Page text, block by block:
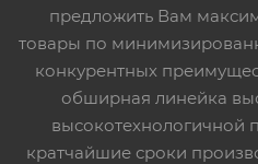
предложить Вам
товары по
конкурентных
обширная линейка
высокотехнологичной
кратчайшие сроки